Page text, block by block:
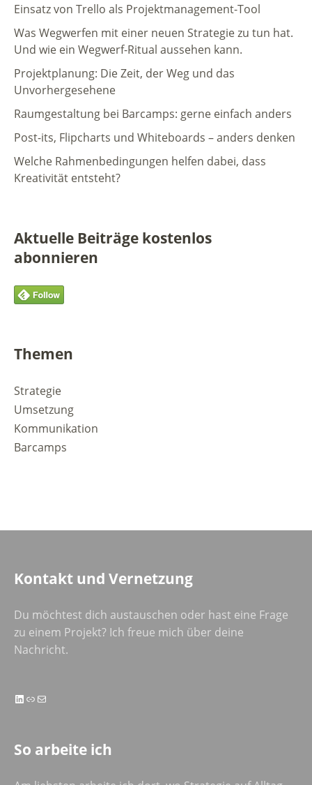
Einsatz von Trello als Projektmanagement-Tool
Was Wegwerfen mit einer neuen Strategie zu tun hat.
Und wie ein Wegwerf-Ritual aussehen kann.
Projektplanung: Die Zeit, der Weg und das
Unvorhergesehene
Raumgestaltung bei Barcamps: gerne einfach anders
Post-its, Flipcharts und Whiteboards – anders denken
Welche Rahmenbedingungen helfen dabei, dass
Kreativität entsteht?
Aktuelle Beiträge kostenlos
abonnieren
Themen
Strategie
Umsetzung
Kommunikation
Barcamps
Kontakt und Vernetzung
Du möchtest dich austauschen oder hast eine Frage
zu einem Projekt? Ich freue mich über deine
Nachricht.
LinkedIn
LinkE-Mail
So arbeite ich